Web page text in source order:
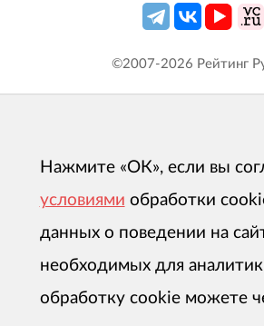
©2007-2026 Рейтинг
Нажмите «ОК», если вы
условиями обработки
данных о поведении на
необходимых для
обработку cookie можете